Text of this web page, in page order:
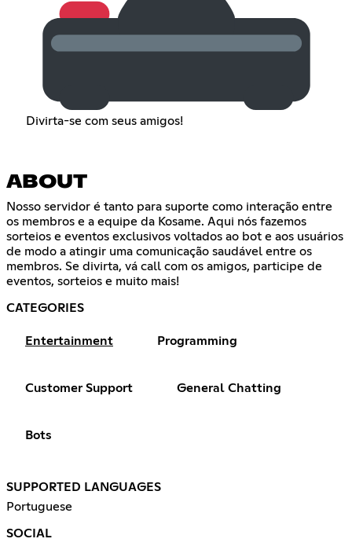
Divirta-se com seus amigos!
ABOUT
Nosso servidor é tanto para suporte como interação entre
os membros e a equipe da Kosame. Aqui nós fazemos
sorteios e eventos exclusivos voltados ao bot e aos usuários
de modo a atingir uma comunicação saudável entre os
membros. Se divirta, vá call com os amigos, participe de
eventos, sorteios e muito mais!
CATEGORIES
Entertainment Programming
Customer Support General Chatting
Bots
SUPPORTED LANGUAGES
Portuguese
SOCIAL